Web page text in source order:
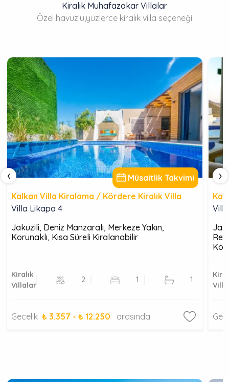
Kiralık Muhafazakar Villalar
Özel havuzlu,yüzlerce kiralık villa seçeneği
Müsaitlik Takvimi
Kalkan Villa Kiralama / Kördere Kiralık Villa
Villa Likapa 4
Jakuzili, Deniz Manzaralı, Merkeze Yakın,
Korunaklı, Kısa Süreli Kiralanabilir
Kiralık
Villalar
2 1 1
Gecelik ₺ 3.357 - ₺ 12.250 arasında
‹ ›